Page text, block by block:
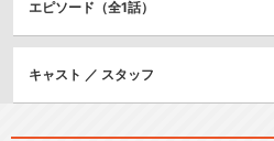
シリーズ／関連のアニメ作品
ラ
エピソード（全1話）
キャスト ／ スタッフ